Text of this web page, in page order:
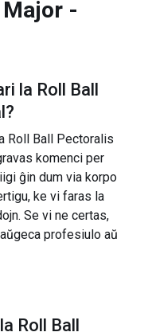
-
la Roll Ball
?
Roll Ball Pectoralis
komenci per
ĝin dum via korpo
ke vi faras la
Se vi ne certas,
profesiulo aŭ
Roll Ball